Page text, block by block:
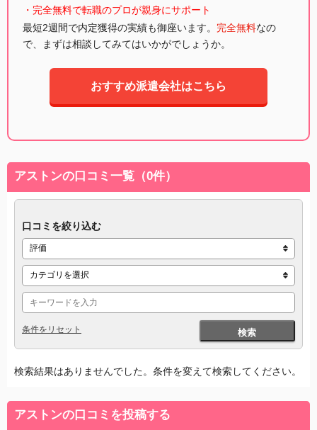
・完全無料で転職のプロが親身にサポート
最短2週間で内定獲得の実績も御座います。 完全無料なの
で、まずは相談してみてはいかがでしょうか。
おすすめ派遣会社はこちら
アストンの口コミ一覧（0件）
口コミを絞り込む
検索
条件をリセット
検索結果はありませんでした。条件を変えて検索してください。
アストンの口コミを投稿する